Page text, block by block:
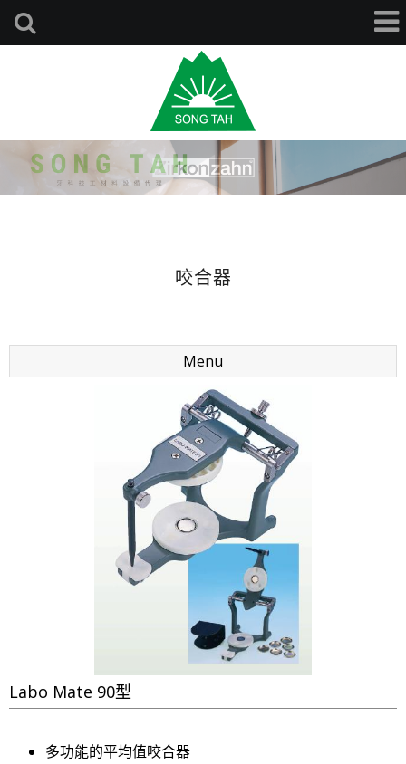
咬合器
Menu
Labo Mate 90型
多功能的平均值咬合器